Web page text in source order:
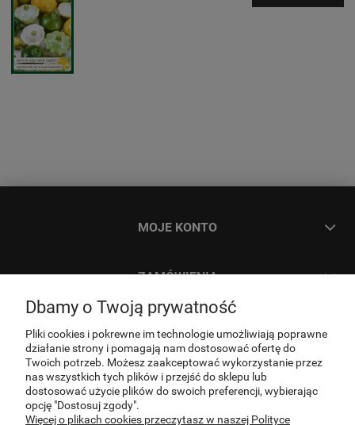
MOJE KONTO
ZAMÓWIENIA
INFORMACJE
O NAS
Dbamy o Twoją prywatność
Pliki cookies i pokrewne im technologie umożliwiają poprawne
działanie strony i pomagają nam dostosować ofertę do
Twoich potrzeb. Możesz zaakceptować wykorzystanie przez
nas wszystkich tych plików i przejść do sklepu lub
dostosować użycie plików do swoich preferencji, wybierając
opcję "Dostosuj zgody".
Więcej o plikach cookies przeczytasz w naszej Polityce